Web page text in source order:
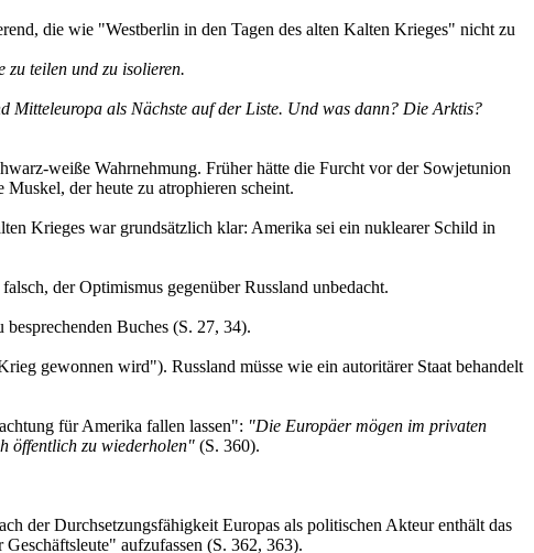
die wie "Westberlin in den Tagen des alten Kalten Krieges" nicht zu
zu teilen und zu isolieren.
Mitteleuropa als Nächste auf der Liste. Und was dann? Die Arktis?
weiße Wahrnehmung. Früher hätte die Furcht vor der Sowjetunion
der heute zu atrophieren scheint.
Krieges war grundsätzlich klar: Amerika sei ein nuklearer Schild in
der Optimismus gegenüber Russland unbedacht.
Buches (S. 27, 34).
gewonnen wird"). Russland müsse wie ein autoritärer Staat behandelt
für Amerika fallen lassen": "Die Europäer mögen im privaten
öffentlich zu wiederholen" (S. 360).
der Durchsetzungsfähigkeit Europas als politischen Akteur enthält das
aufzufassen (S. 362, 363).